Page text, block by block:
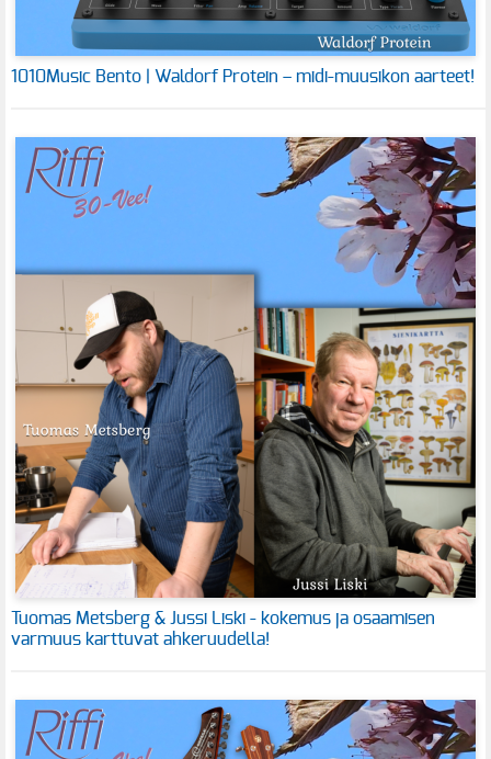
1010Music Bento | Waldorf Protein – midi-muusikon aarteet!
Tuomas Metsberg & Jussi Liski - kokemus ja osaamisen
varmuus karttuvat ahkeruudella!